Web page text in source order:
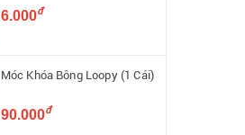
6.000đ
Móc Khóa Bông Loopy (1 Cái)
90.000đ